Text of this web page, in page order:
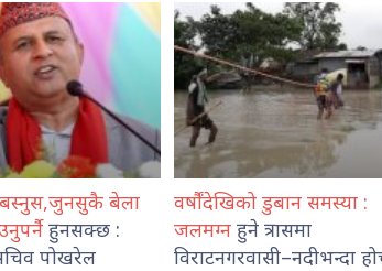
डुबान समस्या :
होचो
कोशी प्रदेश प्रहरी प्रमुख
खनालद्वारा मातहत प्रहरी
प्रमुखलाई निर्देशन